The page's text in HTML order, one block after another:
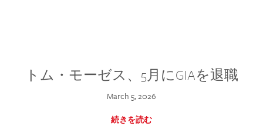
トム・モーゼス、5月にGIAを退職
March 5, 2026
続きを読む